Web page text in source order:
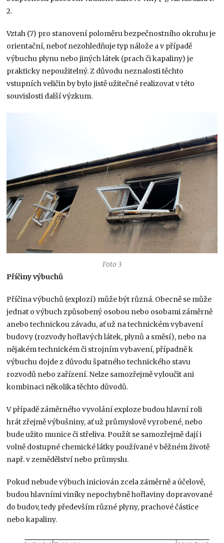
2.
Vztah (7) pro stanovení poloměru bezpečnostního okruhu je
orientační, neboť nezohledňuje typ nálože a v případě
výbuchu plynu nebo jiných látek (prach či kapaliny) je
prakticky nepoužitelný. Z důvodu neznalosti těchto
vstupních veličin by bylo jistě užitečné realizovat v této
souvislosti další výzkum.
Foto 3
Příčiny výbuchů
Příčina výbuchů (explozí) může být různá. Obecně se může
jednat o výbuch způsobený osobou nebo osobami záměrně
anebo technickou závadu, ať už na technickém vybavení
budovy (rozvody hořlavých látek, plynů a směsí), nebo na
nějakém technickém či strojním vybavení, případně k
výbuchu dojde z důvodu špatného technického stavu
rozvodů nebo zařízení. Nelze samozřejmě vyloučit ani
kombinaci několika těchto důvodů.
V případě záměrného vyvolání exploze budou hlavní roli
hrát zřejmě výbušniny, ať už průmyslově vyrobené, nebo
bude užito munice či střeliva. Použít se samozřejmě dají i
volně dostupné chemické látky používané v běžném životě
např. v zemědělství nebo průmyslu.
Pokud nebude výbuch iniciován zcela záměrně a účelově,
budou hlavními viníky nepochybně hořlaviny dopravované
do budov, tedy především různé plyny, prachové částice
nebo kapaliny.